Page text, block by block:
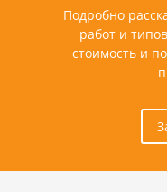
Подробно
работ и
стоимость и